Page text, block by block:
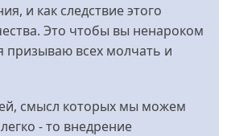
и как следствие этого
Это чтобы вы ненароком
призываю всех молчать и
смысл которых мы можем
- то внедрение